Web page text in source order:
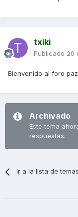
txiki
Publicado 20
Bienvenido al foro
Archivado
Este tema
respuestas.
Ir a la lista de temas